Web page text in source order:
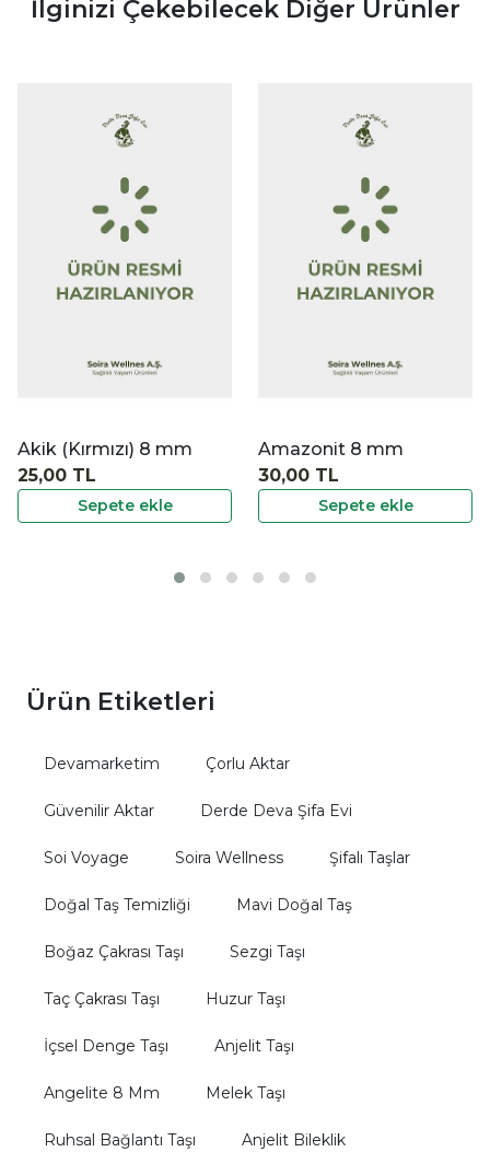
İlginizi Çekebilecek Diğer Ürünler
Akik (Kırmızı) 8 mm
Sepete ekle
25,00 TL
Amazonit 8 mm
Sepete ekle
30,00 TL
Ürün Etiketleri
Devamarketim Çorlu Aktar
Güvenilir Aktar Derde Deva Şifa Evi
Soi Voyage Soira Wellness Şifalı Taşlar
Doğal Taş Temizliği Mavi Doğal Taş
Boğaz Çakrası Taşı Sezgi Taşı
Taç Çakrası Taşı Huzur Taşı
İçsel Denge Taşı Anjelit Taşı
Angelite 8 Mm Melek Taşı
Ruhsal Bağlantı Taşı Anjelit Bileklik